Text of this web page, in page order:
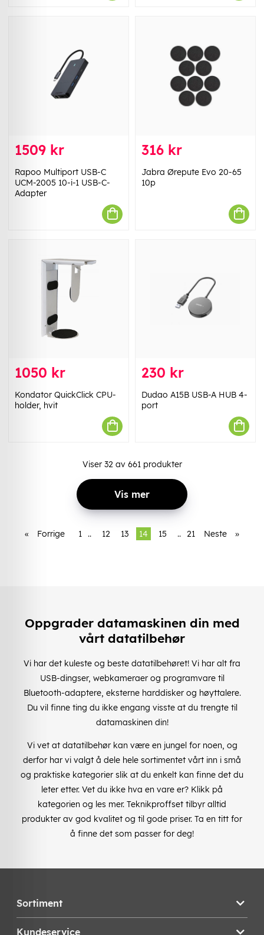
1509 kr
Rapoo Multiport USB-C
UCM-2005 10-i-1 USB-C-
Adapter
316 kr
Jabra Ørepute Evo 20-65
10p
1050 kr
Kondator QuickClick CPU-
holder, hvit
230 kr
Dudao A15B USB-A HUB 4-
port
Viser 32av 661produkter
Vis mer
« Forrige 1 .. 12 13 14 15 .. 21 Neste »
Oppgrader datamaskinen din med
vårt datatilbehør
Vi har det kuleste og beste datatilbehøret! Vi har alt fra
USB-dingser, webkameraer og programvare til
Bluetooth-adaptere, eksterne harddisker og høyttalere.
Du vil finne ting du ikke engang visste at du trengte til
datamaskinen din!
Vi vet at datatilbehør kan være en jungel for noen, og
derfor har vi valgt å dele hele sortimentet vårt inn i små
og praktiske kategorier slik at du enkelt kan finne det du
leter etter. Vet du ikke hva en vare er? Klikk på
kategorien og les mer. Teknikproffset tilbyr alltid
produkter av god kvalitet og til gode priser. Ta en titt for
å finne det som passer for deg!
Sortiment
Kundeservice